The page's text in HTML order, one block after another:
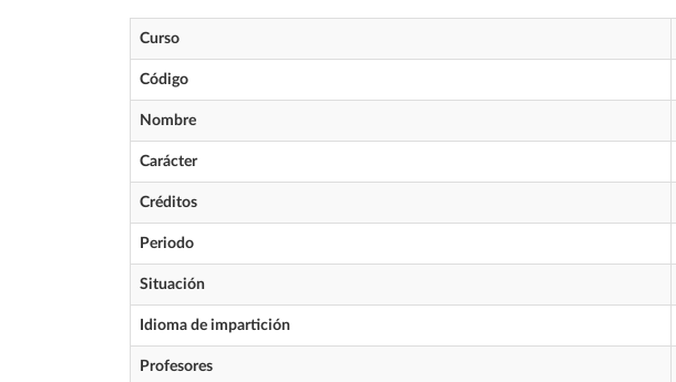
Curso
Código
Nombre
Carácter
Créditos
Periodo
Situación
Idioma de impartición
Profesores